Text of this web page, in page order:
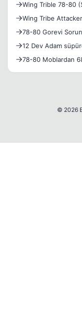
Wing Trible 78-80
Wing Tribe
78-80 Gorevi
12 Dev Adam
78-80 Moblardan
© 2026